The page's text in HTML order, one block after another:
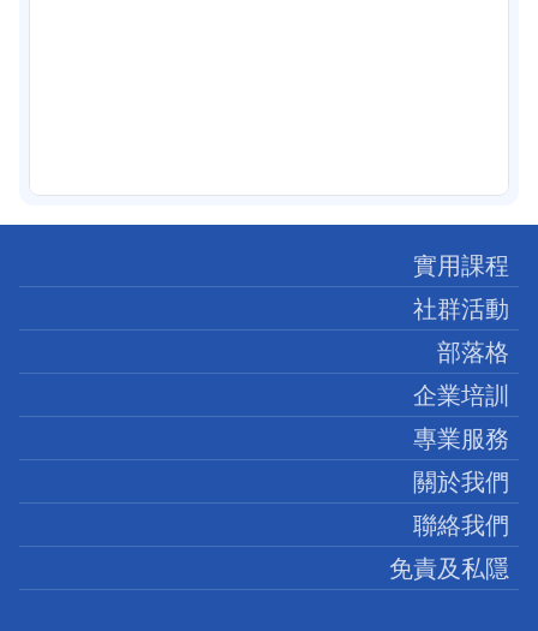
實用課程
社群活動
部落格
企業培訓
專業服務
關於我們
聯絡我們
免責及私隱